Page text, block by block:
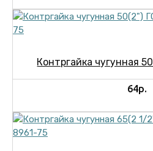
Контргайка чугунная
64р.